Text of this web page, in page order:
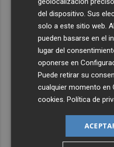
del dispositivo. Sus
solo a este sitio web.
pueden basarse en el
lugar del
oponerse en
Puede retirar su
cualquier momento en
cookies.Política de